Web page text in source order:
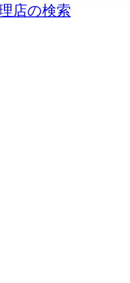
店の検索